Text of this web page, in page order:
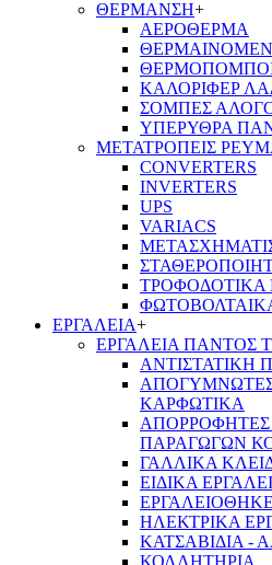
ΘΕΡΜΑΝΣΗ+
ΑΕΡΟΘΕΡΜΑ
ΚΑΛΟΡΙΦΕΡ
ΣΟΜΠΕΣ
ΥΠΕΡΥΘΡΑ
ΜΕΤΑΤΡΟΠΕΙΣ
CONVERTERS
INVERTERS
UPS
VARIACS
ΕΡΓΑΛΕΙΑ+
ΕΡΓΑΛΕΙΑ ΠΑΝΤΟΣ
ΑΝΤΙΣΤΑΤΙΚΗ
ΚΑΡΦΩΤΙΚΑ
ΠΑΡΑΓΩΓΩΝ
ΓΑΛΛΙΚΑ
ΕΙΔΙΚΑ
ΗΛΕΚΤΡΙΚΑ
ΚΑΤΣΑΒΙΔΙΑ -
ΚΟΛΛΗΤΗΡΙΑ